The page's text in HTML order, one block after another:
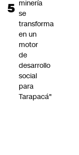
minería
se
transforma
en un
motor
de
desarrollo
social
para
Tarapacá"